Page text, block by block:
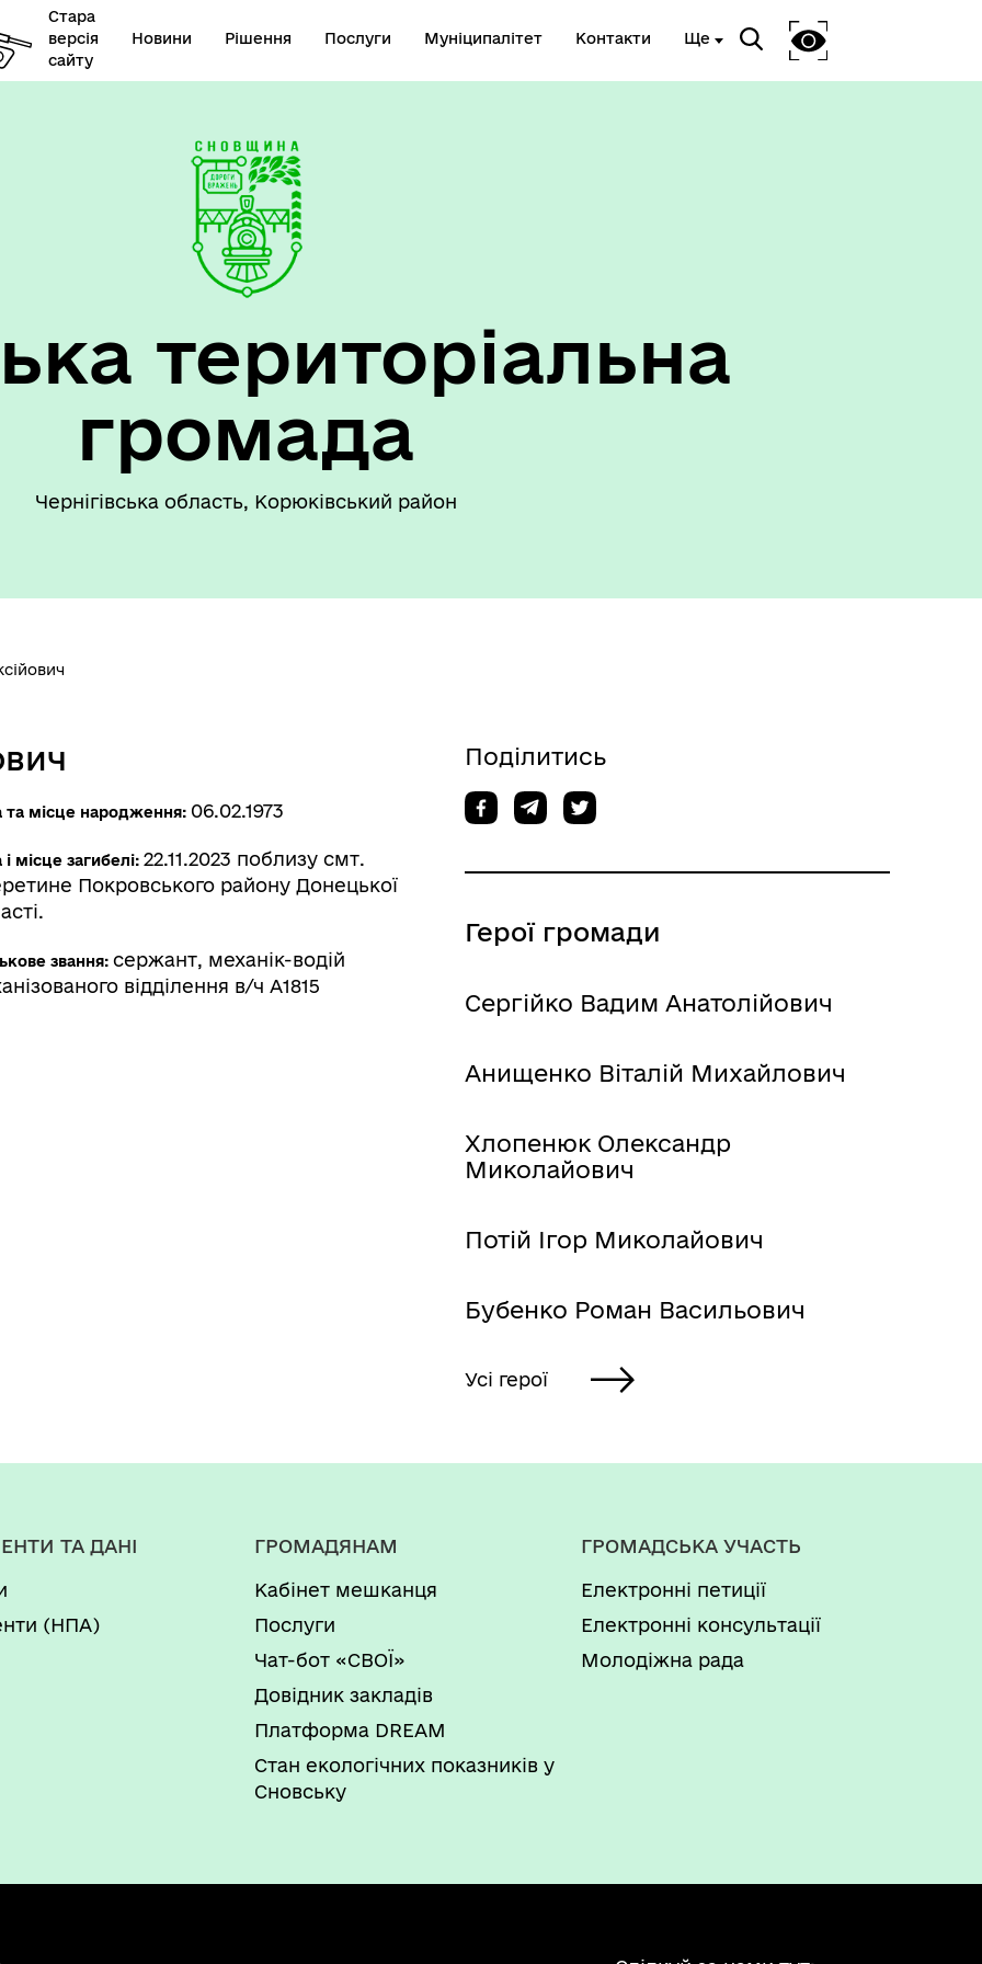
Стара
версія
сайту
Новини Рішення Послуги Муніципалітет Контакти Ще
територіальна
громада
Чернігівська область, Корюківський район
та місце народження: 06.02.1973
і місце загибелі: 22.11.2023 поблизу смт.
Покровського району Донецької
звання: сержант, механік-водій
відділення в/ч А1815
Поділитись
Герої громади
Сергійко Вадим Анатолійович
Анищенко Віталій Михайлович
Хлопенюк Олександр
Миколайович
Потій Ігор Миколайович
Бубенко Роман Васильович
Усі герої
ТА ДАНІ
(НПА)
ГРОМАДЯНАМ
Кабінет мешканця
Послуги
Чат-бот «СВОЇ»
Довідник закладів
Платформа DREAM
Стан екологічних показників у
Сновську
ГРОМАДСЬКА УЧАСТЬ
Електронні петиції
Електронні консультації
Молодіжна рада